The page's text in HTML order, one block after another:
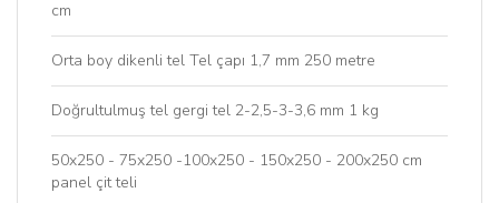
cm
Orta boy dikenli tel Tel çapı 1,7 mm 250 metre
Doğrultulmuş tel gergi tel 2-2,5-3-3,6 mm 1 kg
50x250 - 75x250 -100x250 - 150x250 - 200x250 cm
panel çit teli